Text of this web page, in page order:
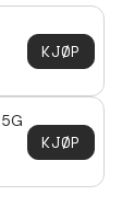
KJØP
KJØP